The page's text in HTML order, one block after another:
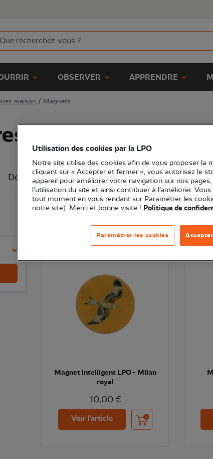
OBSERVER APPRENDRE
maison / Magnets
maison
Décoration intérieure Magnets
Magnet intelligent LPO - Milan
royal
10,00 €
Voir l'article Ajouter au panier
Utilisation des cookies par la LPO
Notre site utilise des cookies afin de vous proposer la
cliquant sur « Accepter et fermer », vous autorisez le
appareil pour améliorer votre navigation sur nos pages,
l’utilisation du site et ainsi contribuer à l’améliorer.
tout moment en vous rendant sur Paramétrer les
notre site). Merci et bonne visite ! Politique de
Paramétrer les cookies